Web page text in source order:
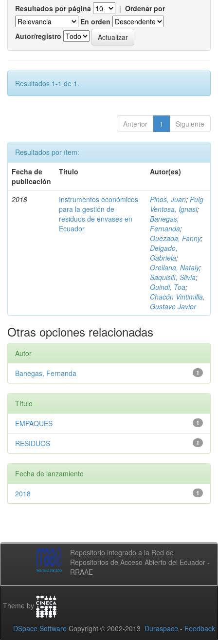
Resultados por página | Ordenar por
En orden
Autor/registro
Resultados 1-1 de 1.
Anterior 1 Siguiente
Resultados por ítem:
Fecha de
publicación
Título Autor(es)
2018
Instrumentos económicos
para la gestión de
residuos de envases en
Ecuador
Pinos, Juan; Puig
Ventosa, Ignasi;
Banegas,
Fernanda;
Quezada, Fanny;
Delgado,
Gabriela;
Orellana, Nataly;
Saquisilí, Silvia;
Quindi, Toa;
Chacón Vintimilla,
Gustavo Javier
Otras opciones relacionadas
Autor
1
Banegas, Fernanda
Título
1
EMPAQUES
1
RESIDUOS
Fecha de lanzamiento
1
2018
Repositorio integrado a la Red de
Repositorios de Acceso Abierto del Ecuador -
RRAAE
Theme by
DSpace Software Copyright © 2002-2013 Duraspace - Feedback